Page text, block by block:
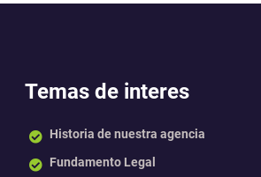
Temas de interes
Historia de nuestra agencia
Fundamento Legal